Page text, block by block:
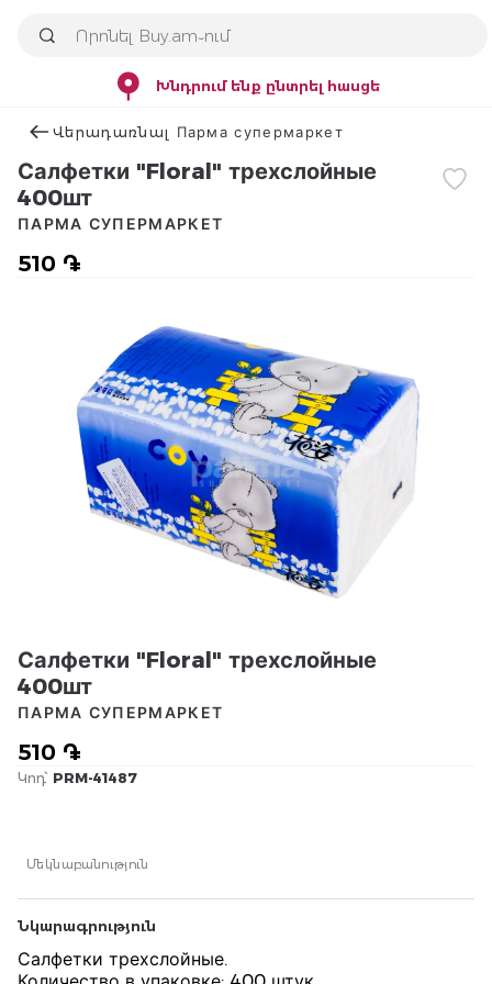
Խնդրում ենք ընտրել հասցե
Վերադառնալ Парма супермаркет
Салфетки "Floral" трехслойные
400шт
510 ֏
ПАРМА СУПЕРМАРКЕТ
Салфетки "Floral" трехслойные
400шт
510 ֏
ПАРМА СУПЕРМАРКЕТ
Կոդ՝ PRM-41487
Մեկնաբանություն
Նկարագրություն
Салфетки трехслойные.